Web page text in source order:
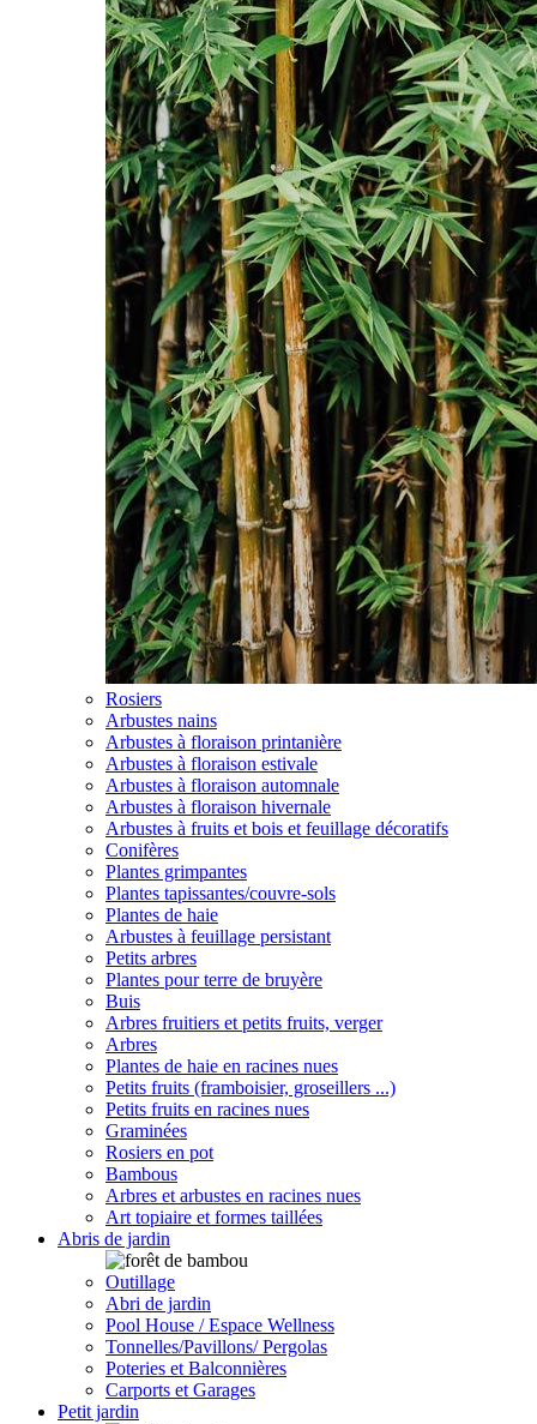
Rosiers
Arbustes nains
Arbustes à floraison printanière
Arbustes à floraison estivale
Arbustes à floraison automnale
Arbustes à floraison hivernale
Arbustes à fruits et bois et feuillage décoratifs
Conifères
Plantes grimpantes
Plantes tapissantes/couvre-sols
Plantes de haie
Arbustes à feuillage persistant
Petits arbres
Plantes pour terre de bruyère
Buis
Arbres fruitiers et petits fruits, verger
Arbres
Plantes de haie en racines nues
Petits fruits (framboisier, groseillers ...)
Petits fruits en racines nues
Graminées
Rosiers en pot
Bambous
Arbres et arbustes en racines nues
Art topiaire et formes taillées
Abris de jardin
Outillage
Abri de jardin
Pool House / Espace Wellness
Tonnelles/Pavillons/ Pergolas
Poteries et Balconnières
Carports et Garages
Petit jardin